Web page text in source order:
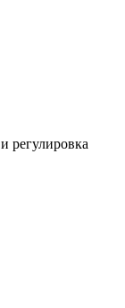
регулировка